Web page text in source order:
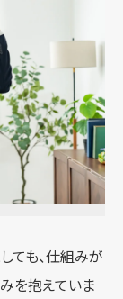
ても、仕組みが
を抱えていま